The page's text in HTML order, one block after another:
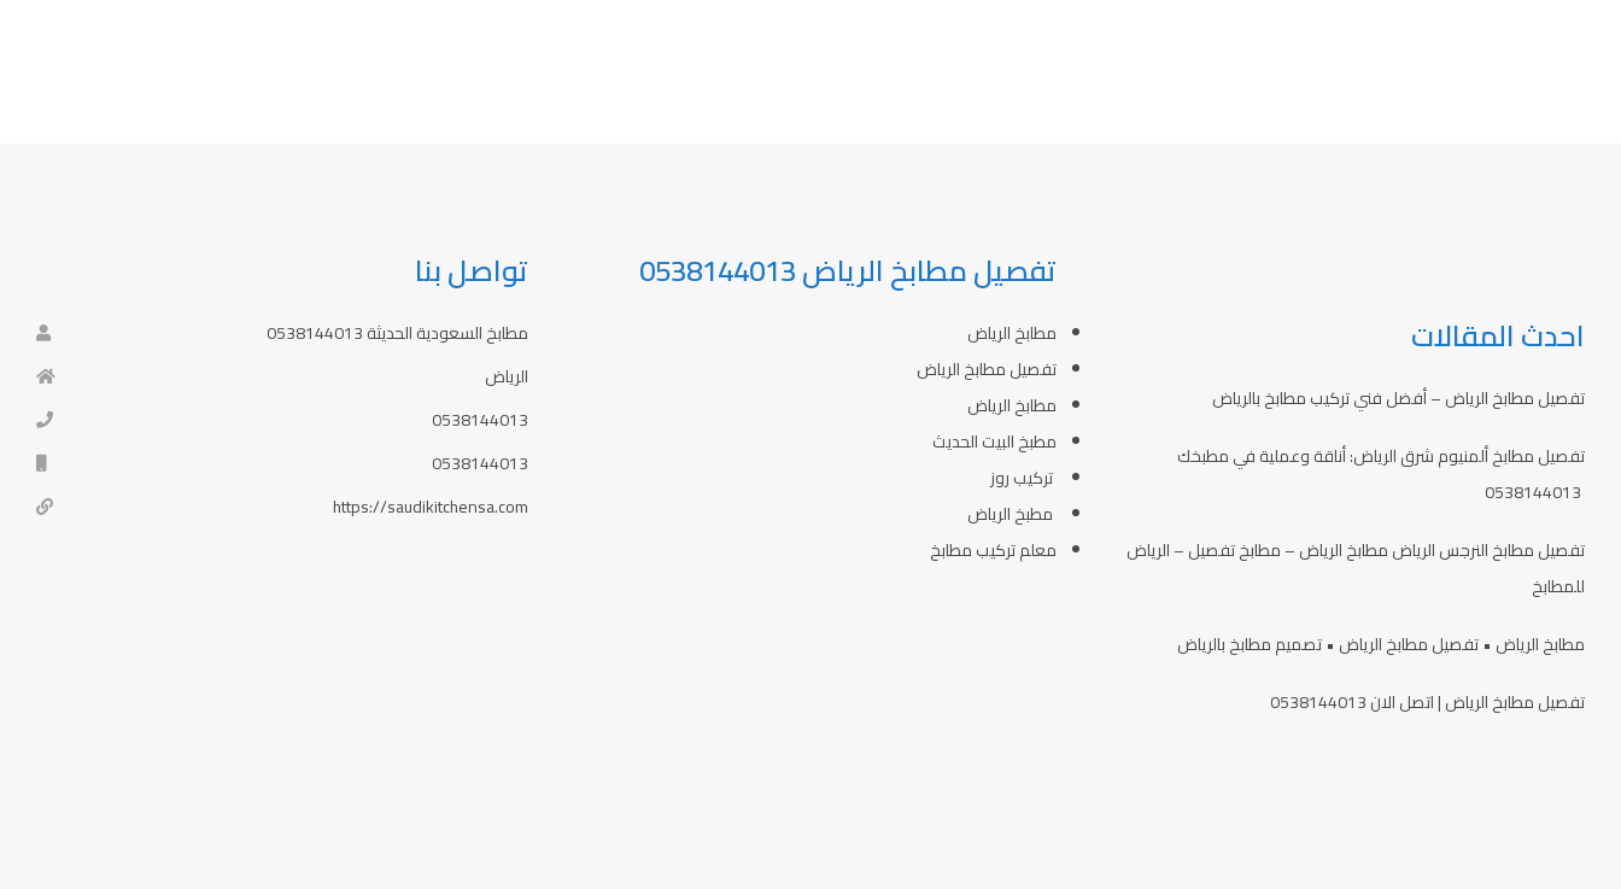
احدث المقالات
تفصيل مطابخ الرياض – أفضل فني تركيب مطابخ بالرياض
تفصيل مطابخ ألمنيوم شرق الرياض: أناقة وعملية في مطبخك
تفصيل مطابخ النرجس الرياض مطابخ الرياض – مطابخ تفصيل – الرياض
للمطابخ
مطابخ الرياض • تفصيل مطابخ الرياض • تصميم مطابخ بالرياض
تفصيل مطابخ الرياض | اتصل الان 0538144013
تفصيل مطابخ الرياض 0538144013
مطابخ الرياض
تفصيل مطابخ الرياض
مطابخ الرياض
مطبخ البيت الحديث
تركيب روز
مطبخ الرياض
معلم تركيب مطابخ
تواصل بنا
مطابخ السعودية الحديثة 0538144013
الرياض
0538144013
0538144013
https://saudikitchensa.com